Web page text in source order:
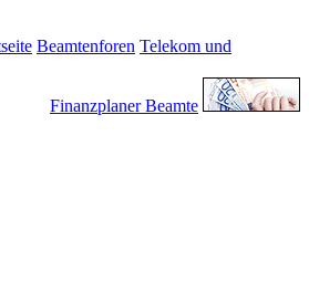
Beamtenforen Telekom und
Finanzplaner Beamte